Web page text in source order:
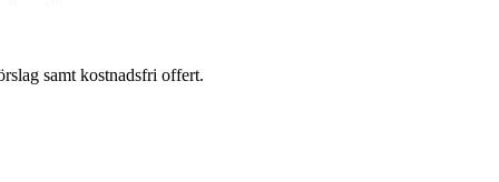
samt kostnadsfri offert.